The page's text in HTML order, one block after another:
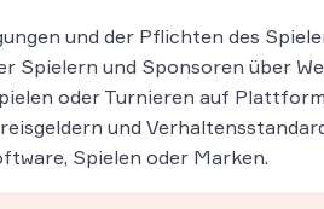
und der Pflichten des
Spielern und Sponsoren über
oder Turnieren auf
und
Spielen oder Marken.